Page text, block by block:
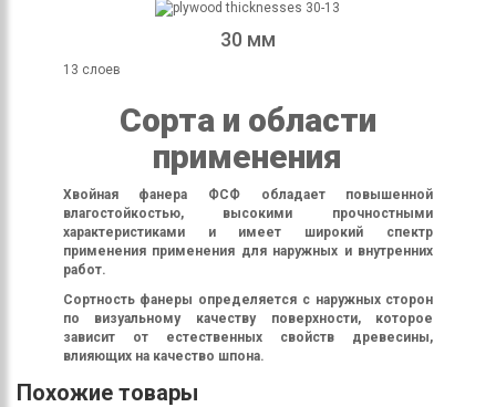
30 мм
13 слоев
Сорта и области
применения
Хвойная фанера ФСФ обладает повышенной
влагостойкостью, высокими прочностными
характеристиками и имеет широкий спектр
применения применения для наружных и внутренних
работ.
Сортность фанеры определяется с наружных сторон
по визуальному качеству поверхности, которое
зависит от естественных свойств древесины,
влияющих на качество шпона.
Похожие товары